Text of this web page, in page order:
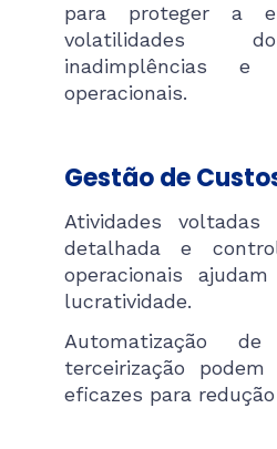
para proteger a
volatilidades
inadimplências e
operacionais​.
Gestão de
Atividades
detalhada e
operacionais
lucratividade.
Automatização
terceirização
eficazes para